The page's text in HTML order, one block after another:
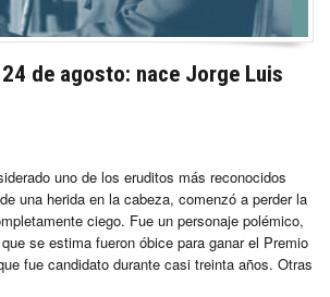
de agosto: nace Jorge Luis
uno de los eruditos más reconocidos
una herida en la cabeza, comenzó a perder la
ciego. Fue un personaje polémico,
se estima fueron óbice para ganar el Premio
fue candidato durante casi treinta años. Otras